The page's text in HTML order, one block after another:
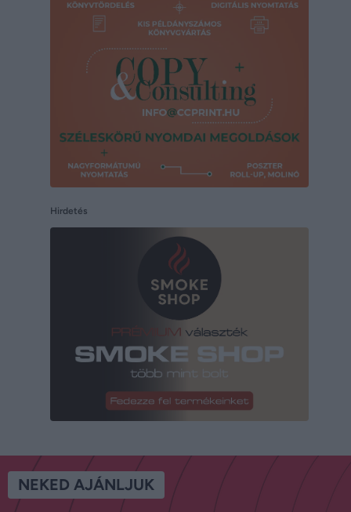
Hirdetés
NEKED AJÁNLJUK